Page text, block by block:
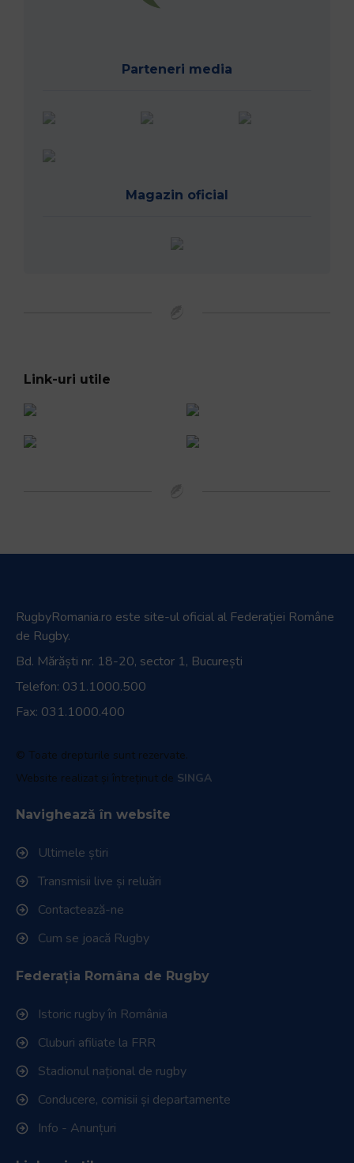
Parteneri media
Magazin oficial
Link-uri utile
RugbyRomania.ro este site-ul oficial al Federației Române
de Rugby.
Bd. Mărăști nr. 18-20, sector 1, București
Telefon: 031.1000.500
Fax: 031.1000.400
© Toate drepturile sunt rezervate.
Website realizat și întreținut de SINGA
Navighează în website
Ultimele știri
Transmisii live și reluări
Contactează-ne
Cum se joacă Rugby
Federația Româna de Rugby
Istoric rugby în România
Cluburi afiliate la FRR
Stadionul național de rugby
Conducere, comisii și departamente
Info - Anunțuri